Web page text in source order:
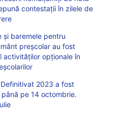
contestații în zilele de
și baremele pentru
preșcolar au fost
activităților opționale în
2023 a fost
pe 14 octombrie.